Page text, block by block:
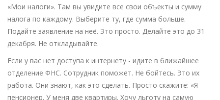
«Мои налоги». Там вы увидите все свои объекты и сумму
налога по каждому. Выберите ту, где сумма больше.
Подайте заявление на неё. Это просто. Делайте это до 31
декабря. Не откладывайте.
Если у вас нет доступа к интернету - идите в ближайшее
отделение ФНС. Сотрудник поможет. Не бойтесь. Это их
работа. Они знают, как это сделать. Просто скажите: «Я
пенсионер. У меня две квартиры. Хочу льготу на самую